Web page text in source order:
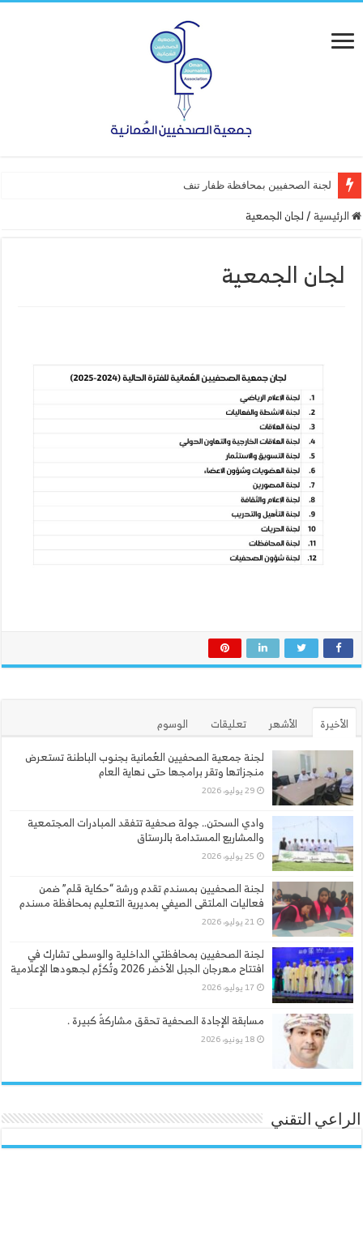
لجنة الصحفيين بمحافظة ظفار تنفذ ورشة
الرئيسية /لجان الجمعية
لجان الجمعية
الأخيرة الأشهر تعليقات
الوسوم
لجنة جمعية الصحفيين العُمانية بجنوب الباطنة تستعرض
منجزاتها وتقر برامجها حتى نهاية العام
29 يوليو، 2026
وادي السحتن.. جولة صحفية تتفقد المبادرات المجتمعية
والمشاريع المستدامة بالرستاق
25 يوليو، 2026
لجنة الصحفيين بمسندم تقدم ورشة “حكاية قلم” ضمن
فعاليات الملتقى الصيفي بمديرية التعليم بمحافظة مسندم
21 يوليو، 2026
لجنة الصحفيين بمحافظتي الداخلية والوسطى تشارك في
افتتاح مهرجان الجبل الأخضر 2026 وتُكرَّم لجهودها الإعلامية
17 يوليو، 2026
مسابقة الإجادة الصحفية تحقق مشاركةً كبيرة .
18 يونيو، 2026
الراعي التقني